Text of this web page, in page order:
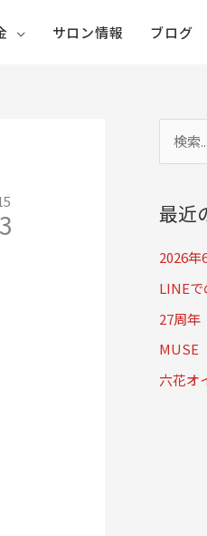
サロン情報 ブログ
象
:
最近
2026年
LINE
27周年
MUSE
六花オ